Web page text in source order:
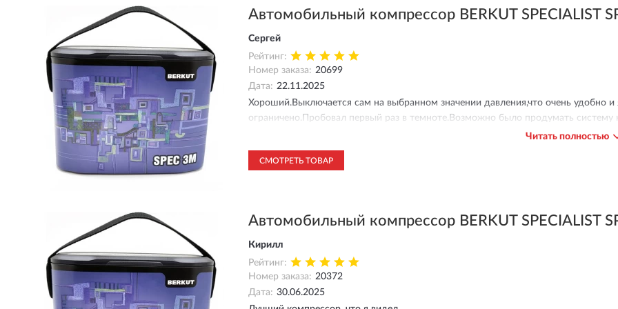
Автомобильный компрессор BERKUT SPECIALIST
Сергей
Рейтинг:
Номер заказа: 20699
Дата: 22.11.2025
Хороший.Выключается сам на выбранном значении давления,что очень
ограничено.Пробовал первый раз в темноте.Возможно было продумать систему
питания от прикуривателя 12В.Цифры давления подсвечиваются,но в тёмное
измерения давления.Ему бы корпус попрочнее и посветку клавиш.Не
упали вниз оцинкованного корпуса? Не знаю.Но это мне не особенно важно.
Читать полностью
СМОТРЕТЬ ТОВАР
Автомобильный компрессор BERKUT SPECIALIST
Кирилл
Рейтинг:
Номер заказа: 20372
Дата: 30.06.2025